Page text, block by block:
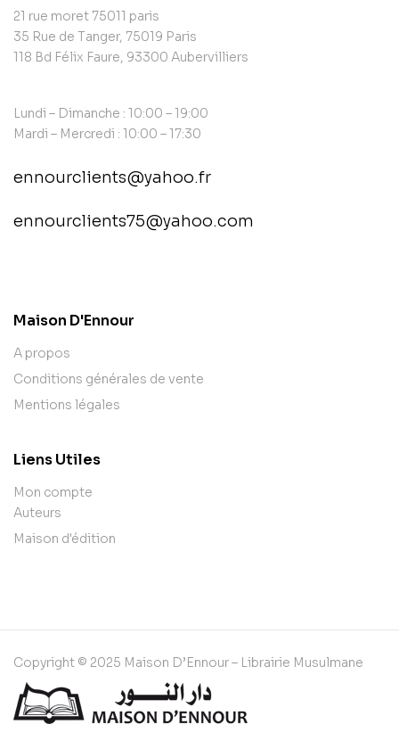
21 rue moret 75011 paris
35 Rue de Tanger, 75019 Paris
118 Bd Félix Faure, 93300 Aubervilliers
Lundi – Dimanche : 10:00 – 19:00
Mardi – Mercredi : 10:00 – 17:30
ennourclients@yahoo.fr
ennourclients75@yahoo.com
Maison D'Ennour
A propos
Conditions générales de vente
Mentions légales
Liens Utiles
Mon compte
Auteurs
Maison d'édition
Copyright © 2025 Maison D’Ennour – Librairie Musulmane